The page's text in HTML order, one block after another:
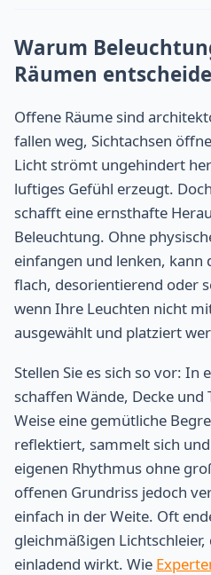
Warum
Räumen
Offene Räume sind
fallen weg, Sichtachsen
Licht strömt ungehindert
luftiges Gefühl erzeugt.
schafft eine ernsthafte
Beleuchtung. Ohne
einfangen und lenken, kann
flach, desorientierend oder
wenn Ihre Leuchten nicht
ausgewählt und platziert
Stellen Sie es sich so vor: In
schaffen Wände, Decke
Weise eine gemütliche
reflektiert, sammelt sich
eigenen Rhythmus ohne
offenen Grundriss jedoch
einfach in der Weite. Oft
gleichmäßigen
einladend wirkt. Wie